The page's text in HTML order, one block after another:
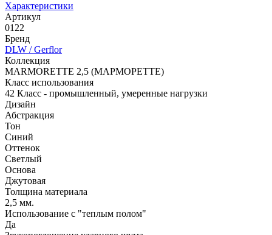
Характеристики
Артикул
0122
Бренд
DLW / Gerflor
Коллекция
MARMORETTE 2,5 (МАРМОРЕТТЕ)
Класс использования
42 Класс - промышленный, умеренные нагрузки
Дизайн
Абстракция
Тон
Синий
Оттенок
Светлый
Основа
Джутовая
Толщина материала
2,5 мм.
Использование с "теплым полом"
Да